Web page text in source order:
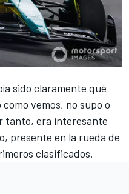
sido claramente qué
vemos, no supo o
tanto, era interesante
presente en la rueda de
clasificados.